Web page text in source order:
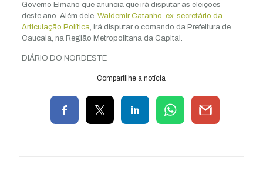
Governo Elmano que anuncia que irá disputar as eleições
deste ano. Além dele, Waldemir Catanho, ex-secretário da
Articulação Política, irá disputar o comando da Prefeitura de
Caucaia, na Região Metropolitana da Capital.
DIÁRIO DO NORDESTE
Compartilhe a notícia